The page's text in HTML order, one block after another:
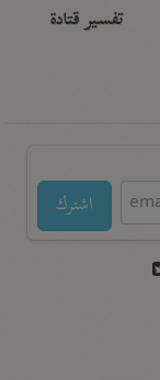
تفسير قتادة
اشترك